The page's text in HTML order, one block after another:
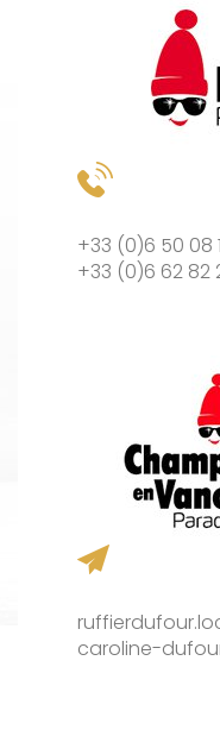
+33 (0)6 50 08
+33 (0)6 62 82
caroline-